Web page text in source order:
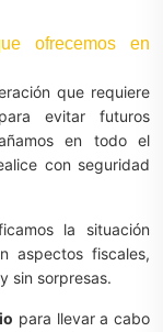
ofrecemos en
que requiere
evitar futuros
en todo el
con seguridad
la situación
aspectos fiscales,
sin sorpresas.
para llevar a cabo